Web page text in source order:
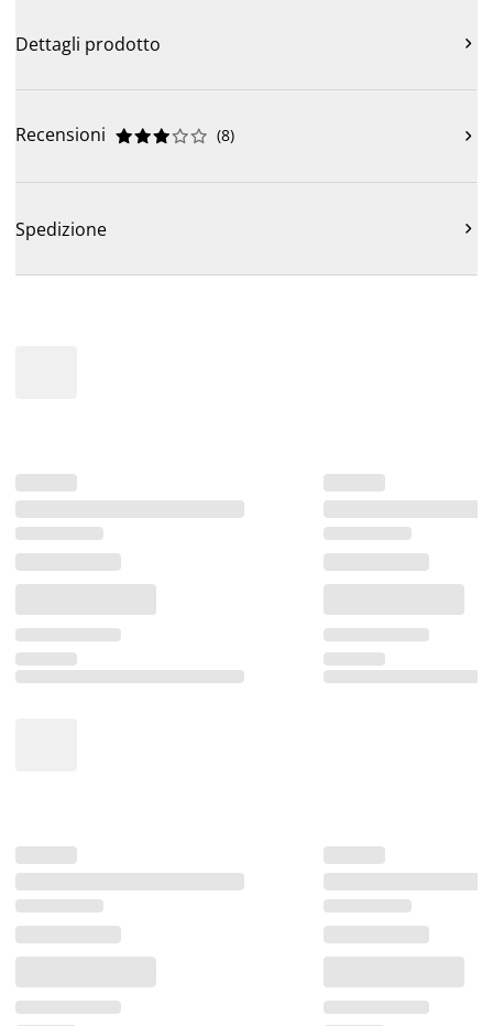
Dettagli prodotto 
Recensioni 




 (8) 
Spedizione 